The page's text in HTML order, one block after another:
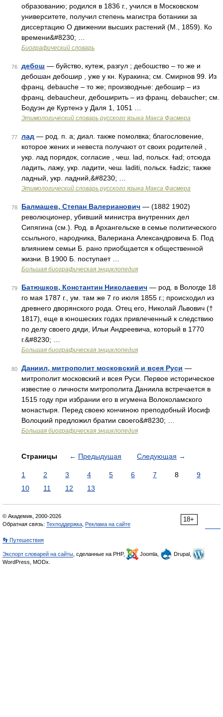
образованию; родился в 1836 г., учился в Московском
университете, получил степень магистра ботаники за
диссертацию О движении высших растений (М., 1859). Ко
времени&#8230; …
Биографический словарь
76 дебош — буйство, кутеж, разгул ; дебошство – то же и
дебошан дебошир , уже у кн. Куракина; см. Смирнов 99. Из
франц. debauche – то же; производные: дебошир – из
франц. debaucheur, дебоширить – из франц. debaucher; см.
Бодуэн де Куртенэ у Даля 1, 1051 …
Этимологический словарь русского языка Макса Фасмера
77 лад — род. п. а; диал. также помолвка; благословение,
которое жених и невеста получают от своих родителей ,
укр. лад порядок, согласие , чеш. lad, польск. ɫаd; отсюда
ладить, лажу, укр. ладити, чеш. laditi, польск. ɫadzic; также
ладный, укр. ладний,&#8230; …
Этимологический словарь русского языка Макса Фасмера
78 Балмашев, Степан Валерианович — (1882 1902)
революционер, убивший министра внутренних дел
Сипягина (см.). Род. в Архангельске в семье политического
ссыльного, народника, Валериана Александровича Б. Под
влиянием семьи Б. рано приобщается к общественной
жизни. В 1900 Б. поступает …
Большая биографическая энциклопедия
79 Батюшков, Константин Николаевич — род. в Вологде 18
го мая 1787 г., ум. там же 7 го июля 1855 г.; происходил из
древнего дворянского рода. Отец его, Николай Львович (†
1817), еще в юношеских годах привлеченный к следствию
по делу своего дяди, Ильи Андреевича, который в 1770
г.&#8230; …
Большая биографическая энциклопедия
80 Даниил, митрополит московский и всея Руси —
митрополит московский и всея Руси. Первое историческое
известие о личности митрополита Даниила встречается в
1515 году при избрании его в игумена Волоколамского
монастыря. Перед своею кончиною преподобный Иосиф
Волоцкий предложил братии своего&#8230; …
Большая биографическая энциклопедия
Страницы ← Предыдущая Следующая →
1 2 3 4 5 6 7 8
9
10
11 12 13
18+
© Академик, 2000-2026
Обратная связь: Техподдержка Реклама на сайте
👣 Путешествия
Экспорт словарей на сайты , сделанные на PHP, Joomla,
Drupal,
WordPress, MODx.